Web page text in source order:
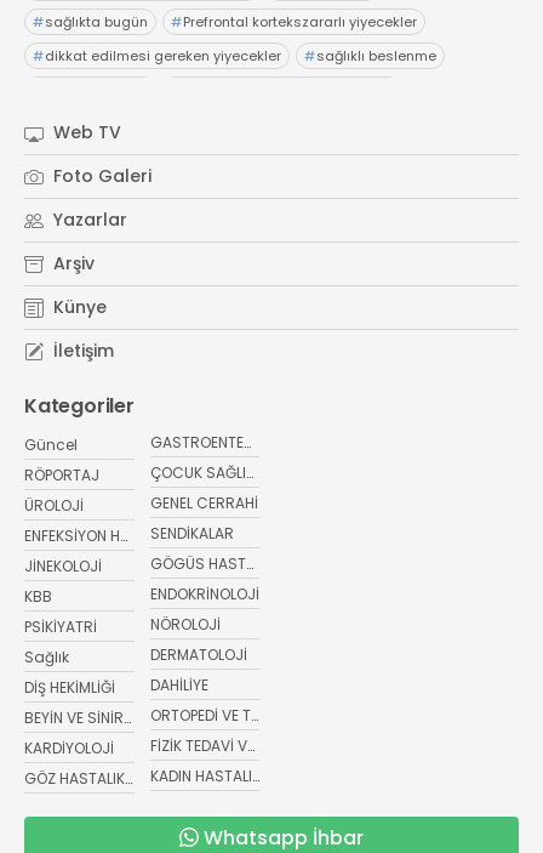
#sağlıkta bugün #Prefrontal kortekszararlı yiyecekler
#dikkat edilmesi gereken yiyecekler #sağlıklı beslenme
# Üsküdar Üniversitesi NPİSTANBUL Hastanesi
#gelişim #sağlıkta bugünProf. Dr. Melih Özel
# abdominofrenik dissinerji
Web TV
Foto Galeri
Yazarlar
Arşiv
Künye
İletişim
Kategoriler
Güncel
RÖPORTAJ
ÜROLOJİ
ENFEKSİYON HASTALIKLARI
JİNEKOLOJİ
KBB
PSİKİYATRİ
Sağlık
DİŞ HEKİMLİĞİ
BEYİN VE SİNİR CERRAHİSİ
KARDİYOLOJİ
GÖZ HASTALIKLARI
GASTROENTEROLOJİ
ÇOCUK SAĞLIĞI VE HASTALIKLARI
GENEL CERRAHİ
SENDİKALAR
GÖGÜS HASTALIKLARI
ENDOKRİNOLOJİ
NÖROLOJİ
DERMATOLOJİ
DAHİLİYE
ORTOPEDİ VE TRAVMATOLOJİ
FİZİK TEDAVİ VE REHABİLİTASYON
KADIN HASTALIKLARI VE DOĞUM
Whatsapp İhbar
GÖGÜS HASTALIKLARI
DERMATOLOJİ
DAHİLİYE
FİZİK TEDAVİ VE REHABİLİTASYON
KADIN HASTALIKLARI VE DOĞUM